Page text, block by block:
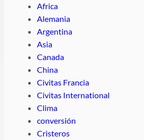
Africa
Alemania
Argentina
Asia
Canada
China
Civitas Francia
Civitas International
Clima
conversión
Cristeros